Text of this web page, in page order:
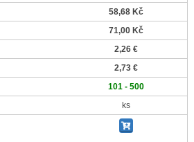
58,68 Kč
71,00 Kč
2,26 €
2,73 €
101 - 500
ks